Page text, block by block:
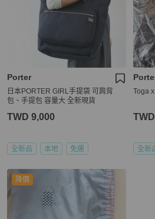
Porter
日本PORTER GIRL手提袋 可肩背
包、手提包 容量大 全新現貨
TWD 9,000
全新品 本地 免運
Toga
全新
降價